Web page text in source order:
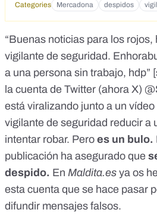
Categories
Mercadona despidos
“Buenas noticias para los rojos,
vigilante de seguridad.
a una persona sin trabajo, hdp”
la cuenta de Twitter (ahora X)
está viralizando junto a un vídeo
vigilante de seguridad reducir a
intentar robar. Pero es un bulo.
publicación ha asegurado que
despido. En Maldita.es ya os
esta cuenta que se hace pasar
difundir mensajes falsos.